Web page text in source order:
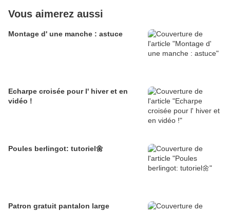
Vous aimerez aussi
Montage d' une manche : astuce
Echarpe croisée pour l' hiver et en
vidéo !
Poules berlingot: tutoriel🌼
Patron gratuit pantalon large